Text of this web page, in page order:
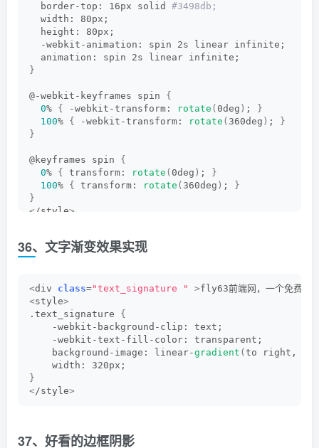
  border-top: 16px solid
#3498db;
  width: 80px;
  height: 80px;
  -webkit-animation: spin 2s linear infinite;
  animation: spin 2s linear infinite;
}
@-webkit-keyframes spin {
0% { -webkit-transform: rotate ( 0deg ) ;
}
100% { -webkit-transform: rotate ( 360deg ) ;
}
}
@keyframes spin {
0% { transform: rotate ( 0deg ) ;
}
100% { transform: rotate ( 360deg ) ;
}
}
< /style>
36、文字渐变效果实现
<div class="text_signature " >fly63前端网，一个免费学
<style>
.text_signature {
    -webkit-background-clip: text;
    -webkit-text-fill-color: transparent;
    background-image: linear-
gradient ( to right,
    width: 320px;
}
</style>
37、好看的边框阴影